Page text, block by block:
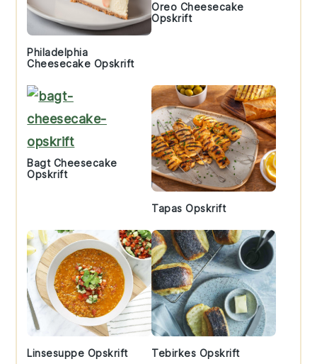
Philadelphia
Cheesecake Opskrift
Oreo Cheesecake
Opskrift
Bagt Cheesecake
Opskrift
Tapas Opskrift
Linsesuppe Opskrift Tebirkes Opskrift